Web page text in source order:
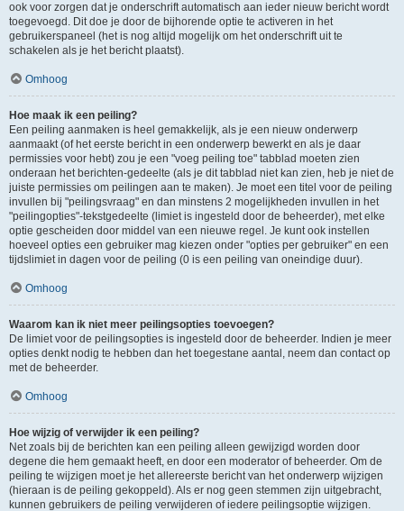
ook voor zorgen dat je onderschrift automatisch aan ieder nieuw bericht wordt
toegevoegd. Dit doe je door de bijhorende optie te activeren in het
gebruikerspaneel (het is nog altijd mogelijk om het onderschrift uit te
schakelen als je het bericht plaatst).
Omhoog
Hoe maak ik een peiling?
Een peiling aanmaken is heel gemakkelijk, als je een nieuw onderwerp
aanmaakt (of het eerste bericht in een onderwerp bewerkt en als je daar
permissies voor hebt) zou je een "voeg peiling toe" tabblad moeten zien
onderaan het berichten-gedeelte (als je dit tabblad niet kan zien, heb je niet de
juiste permissies om peilingen aan te maken). Je moet een titel voor de peiling
invullen bij "peilingsvraag" en dan minstens 2 mogelijkheden invullen in het
"peilingopties"-tekstgedeelte (limiet is ingesteld door de beheerder), met elke
optie gescheiden door middel van een nieuwe regel. Je kunt ook instellen
hoeveel opties een gebruiker mag kiezen onder "opties per gebruiker" en een
tijdslimiet in dagen voor de peiling (0 is een peiling van oneindige duur).
Omhoog
Waarom kan ik niet meer peilingsopties toevoegen?
De limiet voor de peilingsopties is ingesteld door de beheerder. Indien je meer
opties denkt nodig te hebben dan het toegestane aantal, neem dan contact op
met de beheerder.
Omhoog
Hoe wijzig of verwijder ik een peiling?
Net zoals bij de berichten kan een peiling alleen gewijzigd worden door
degene die hem gemaakt heeft, en door een moderator of beheerder. Om de
peiling te wijzigen moet je het allereerste bericht van het onderwerp wijzigen
(hieraan is de peiling gekoppeld). Als er nog geen stemmen zijn uitgebracht,
kunnen gebruikers de peiling verwijderen of iedere peilingsoptie wijzigen.